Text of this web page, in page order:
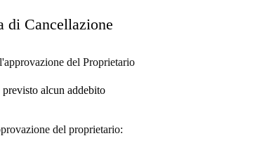
di Cancellazione
del Proprietario
alcun addebito
del proprietario: